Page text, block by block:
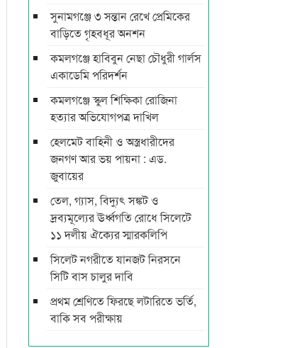
সুনামগঞ্জে ৩ সন্তান রেখে প্রেমিকের
বাড়িতে গৃহবধূর অনশন
কমলগঞ্জে হাবিবুন নেছা চৌধুরী গার্লস
একাডেমি পরিদর্শন
কমলগঞ্জে স্কুল শিক্ষিকা রোজিনা
হত্যার অভিযোগপত্র দাখিল
হেলমেট বাহিনী ও অস্ত্রধারীদের
জনগণ আর ভয় পায়না : এড.
জুবায়ের
তেল, গ্যাস, বিদ্যুৎ সঙ্কট ও
দ্রব্যমূল্যের ঊর্ধ্বগতি রোধে সিলেটে
১১ দলীয় ঐক্যের স্মারকলিপি
সিলেট নগরীতে যানজট নিরসনে
সিটি বাস চালুর দাবি
প্রথম শ্রেণিতে ফিরছে লটারিতে ভর্তি,
বাকি সব পরীক্ষায়